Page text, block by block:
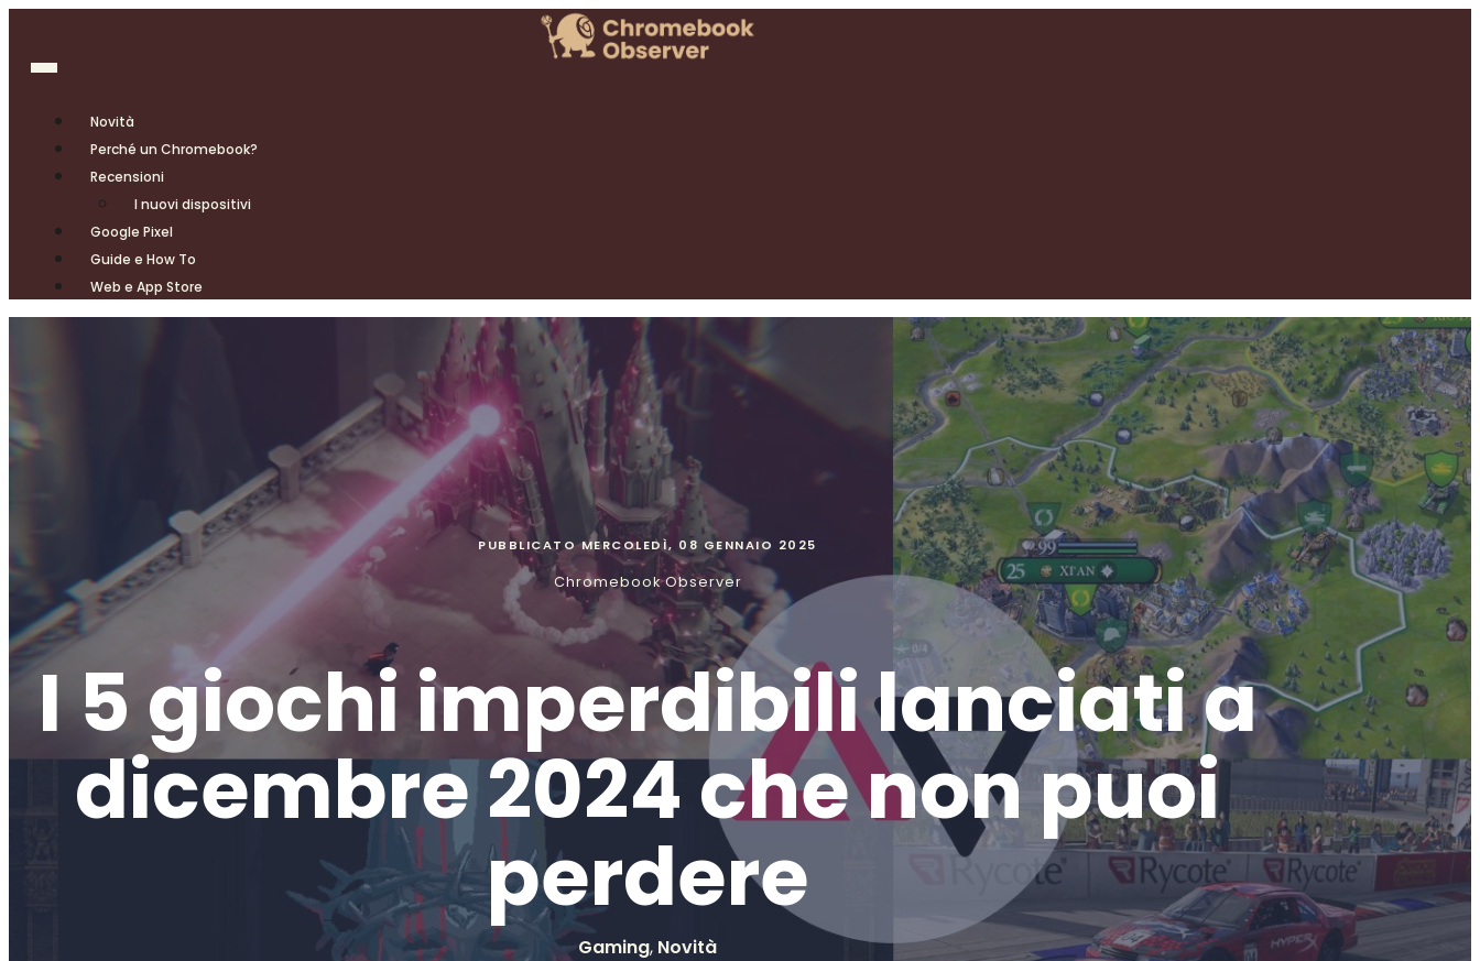
Novità
Perché un Chromebook?
Recensioni
I nuovi dispositivi
Google Pixel
Guide e How To
Web e App Store
PUBBLICATOMERCOLEDÌ, 08 GENNAIO 2025
Chromebook Observer
I 5 giochi imperdibili lanciati a
dicembre 2024 che non puoi
perdere
Gaming, Novità